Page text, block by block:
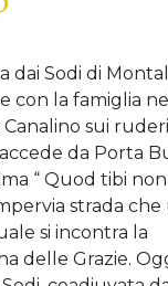
dai Sodi di
con la famiglia
sui
da Porta
“ Quod tibi non
strada che
si incontra la
delle Grazie.